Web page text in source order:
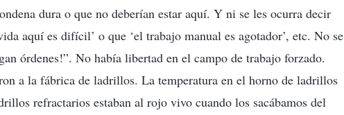
dura o que no deberían estar aquí. Y ni se les ocurra decir
aquí es difícil’ o que ‘el trabajo manual es agotador’, etc. No se
órdenes!”. No había libertad en el campo de trabajo forzado.
a la fábrica de ladrillos. La temperatura en el horno de ladrillos
refractarios estaban al rojo vivo cuando los sacábamos del